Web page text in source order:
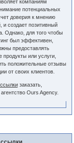
компаниям
потенциальных
доверия к мнению
и создает позитивный
Однако, для того чтобы
был эффективен,
предоставлять
продукты или услуги,
положительные отзывы
от своих клиентов.
заказать,
Ours Agency.